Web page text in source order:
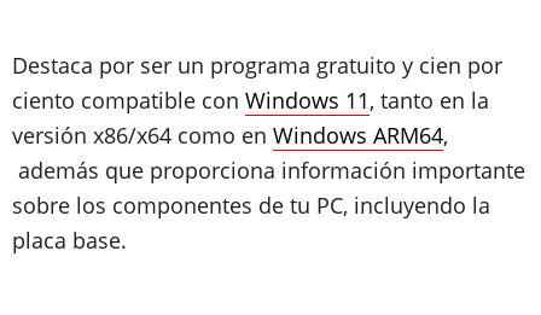
Destaca por ser un programa gratuito y cien por
ciento compatible con Windows 11, tanto en la
versión x86/x64 como en Windows ARM64,
además que proporciona información importante
sobre los componentes de tu PC, incluyendo la
placa base.